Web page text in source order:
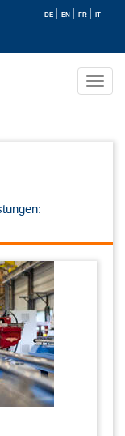
DE | EN | FR | IT